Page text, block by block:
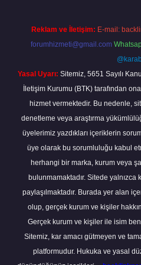
Reklam ve İletişim: E-mail:
forumhizmeti@gmail.com
Yasal Uyarı: Sitemiz, 5651 Sayılı
İletişim Kurumu (BTK) tarafından
hizmet vermektedir. Bu nedenle,
denetleme veya araştırma
üyelerimiz yazdıkları içeriklerin
üye olarak bu sorumluluğu kabul
herhangi bir marka, kurum veya
bulunmamaktadır. Sitede yalnızca
paylaşılmaktadır. Burada yer alan
olup, gerçek kurum ve kişiler
Gerçek kurum ve kişiler ile isim
Sitemiz, kar amacı gütmeyen ve
platformudur. Hukuka ve yasal